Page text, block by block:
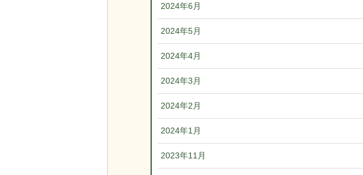
2024年6月
2024年5月
2024年4月
2024年3月
2024年2月
2024年1月
2023年11月